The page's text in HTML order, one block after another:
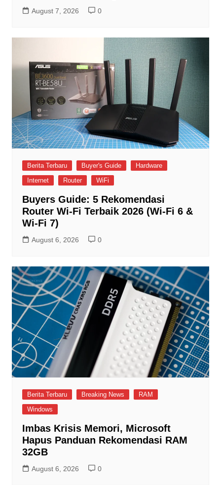
August 7, 2026 0
Berita Terbaru Buyer's Guide
Hardware
Internet
Router WiFi
Buyers Guide: 5 Rekomendasi
Router Wi-Fi Terbaik 2026 (Wi-Fi 6 &
Wi-Fi 7)
August 6, 2026 0
Berita Terbaru Breaking News
RAM
Windows
Imbas Krisis Memori, Microsoft
Hapus Panduan Rekomendasi RAM
32GB
August 6, 2026 0